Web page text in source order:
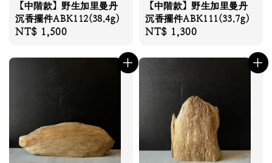
【中階款】野生加里曼丹
沉香擺件ABK112(38.4g)
Regular
NT$ 1,500
【中階款】野生加里曼丹
沉香擺件ABK111(33.7g)
Regular
NT$ 1,300